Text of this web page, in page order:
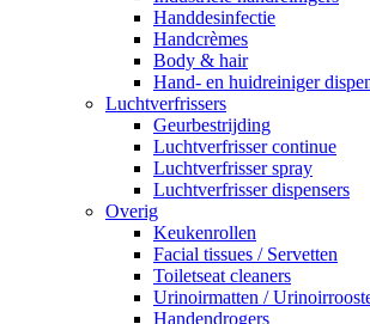
Handdesinfectie
Handcrèmes
Body & hair
Hand- en huidreiniger
Luchtverfrissers
Geurbestrijding
Luchtverfrisser continue
Luchtverfrisser spray
Luchtverfrisser dispensers
Overig
Keukenrollen
Facial tissues / Servetten
Toiletseat cleaners
Urinoirmatten /
Handendrogers